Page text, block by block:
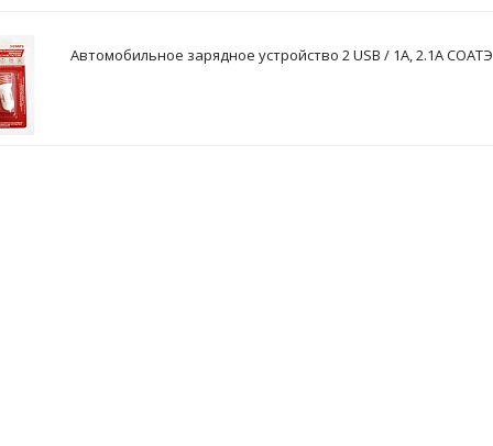
Автомобильное зарядное устройство 2 USB / 1А, 2.1А СОАТЭ